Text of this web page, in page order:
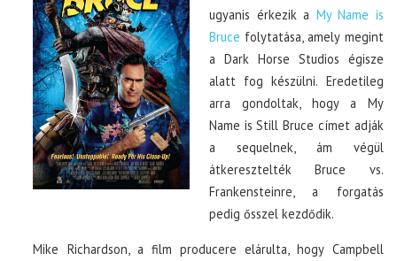
ugyanis érkezik a My Name is
Bruce folytatása, amely megint
a Dark Horse Studios égisze
alatt fog készülni. Eredetileg
arra gondoltak, hogy a My
Name is Still Bruce címet adják
a sequelnek, ám végül
átkeresztelték Bruce vs.
Frankensteinre, a forgatás
pedig ősszel kezdődik.
Mike Richardson, a film producere elárulta, hogy Campbell